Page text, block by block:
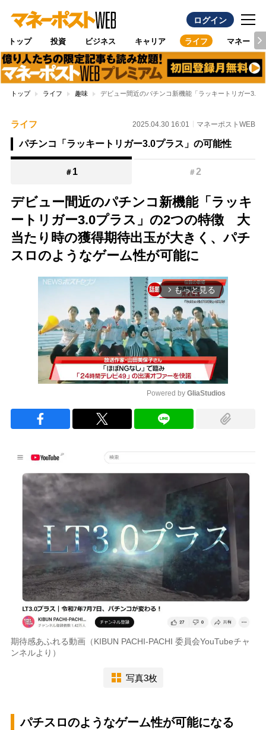
ログイン
トップ 投資 ビジネス キャリア ライフ マネー
トップ ライフ 趣味 デビュー間近のパチンコ新機能「ラッキートリガー
ライフ 2025.04.30 16:01 マネーポストWEB
パチンコ「ラッキートリガー3.0プラス」の可能性
＃ 1 ＃2
デビュー間近のパチンコ新機能「ラッキ
ートリガー3.0プラス」の2つの特徴 大
当たり時の獲得期待出玉が大きく、パチ
スロのようなゲーム性が可能に
arrow_forward_ios もっと見る
Powered by GliaStudios
期待感あふれる動画（KIBUN PACHI-PACHI 委員会YouTubeチャ
ンネルより）
写真3枚
パチスロのようなゲーム性が可能になる